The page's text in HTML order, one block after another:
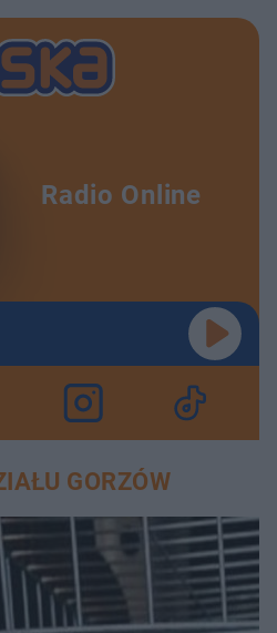
Radio Online
GORZÓW